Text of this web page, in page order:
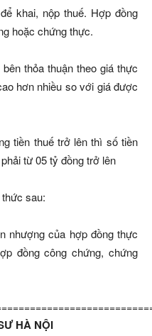
khai, nộp thuế. Hợp đồng
hoặc chứng thực.
thỏa thuận theo giá thực
hơn nhiều so với giá được
tiền thuế trở lên thì số tiền
từ 05 tỷ đồng trở lên
sau:
nhượng của hợp đồng thực
đồng công chứng, chứng
HÀ NỘI